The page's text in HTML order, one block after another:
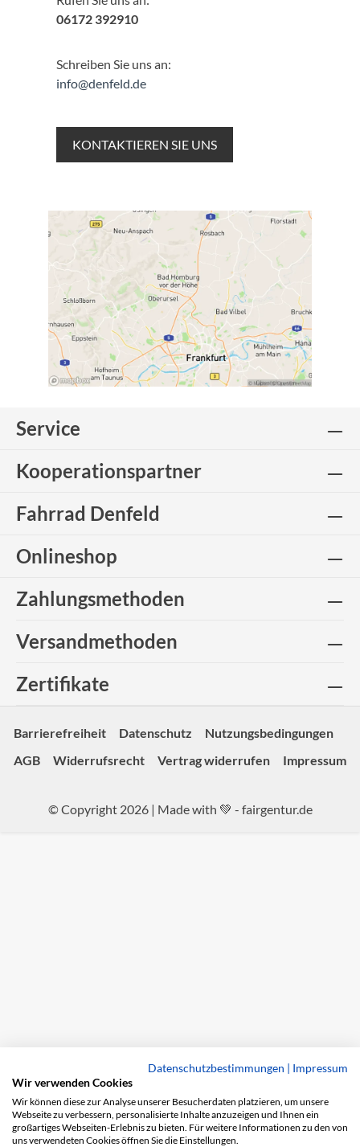
06172 392910
Schreiben Sie uns an:
info@denfeld.de
KONTAKTIEREN SIE UNS
Service
Kooperationspartner
Fahrrad Denfeld
Onlineshop
Zahlungsmethoden
Versandmethoden
Zertifikate
Barrierefreiheit Datenschutz
Nutzungsbedingungen
AGB
Widerrufsrecht Vertrag widerrufen Impressum
© Copyright 2026 | Made with 💚 - fairgentur.de
Datenschutzbestimmungen | Impressum
Wir verwenden Cookies
Wir können diese zur Analyse unserer Besucherdaten platzieren, um unsere
Webseite zu verbessern, personalisierte Inhalte anzuzeigen und Ihnen ein
großartiges Webseiten-Erlebnis zu bieten. Für weitere Informationen zu den von
uns verwendeten Cookies öffnen Sie die Einstellungen.